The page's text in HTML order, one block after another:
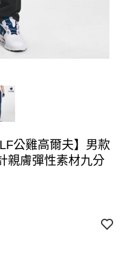
公雞高爾夫】男款
親膚彈性素材九分